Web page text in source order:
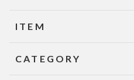
ITEM
CATEGORY